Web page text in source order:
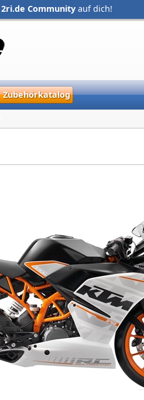
2ri.de Community auf dich!
Zubehörkatalog